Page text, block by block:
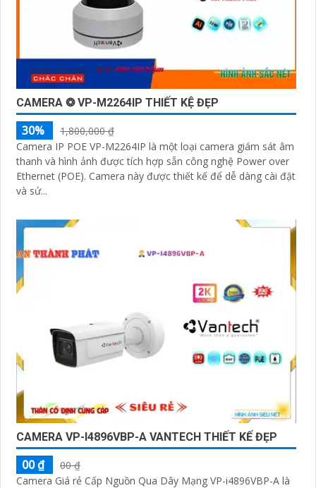
CAMERA ❂ VP-M2264IP THIẾT KỆ ĐẸP
30%
1,800,000 ₫
Camera IP POE VP-M2264IP là một loại camera giám sát âm
thanh và hình ảnh được tích hợp sẵn công nghệ Power over
Ethernet (POE). Camera này được thiết kế để dễ dàng cài đặt
và sử...
CAMERA VP-I4896VBP-A VANTECH THIẾT KẾ ĐẸP
00 ₫
00 ₫
Camera Giá rẻ Cấp Nguồn Qua Dây Mạng VP-i4896VBP-A là